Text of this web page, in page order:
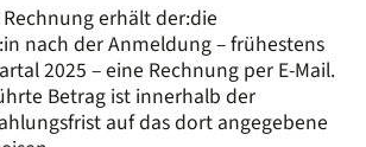
erhält der:die
nach der Anmeldung – frühestens
2025 – eine Rechnung per E-Mail.
Betrag ist innerhalb der
auf das dort angegebene